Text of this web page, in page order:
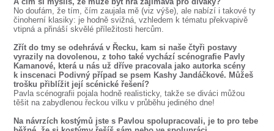
No doufám, že tím, čím zaujala mě (viz výše), ale nabízí i takové ty
činoherní klasiky: je hodně svižná, vzhledem k tématu překvapivě
vtipná a přináší skvělé příležitosti hercům.
Zřít do tmy se odehrává v Řecku, kam si naše čtyři postavy
vyrazily na dovolenou, z toho také vychází scénografie Pavly
Kamanové, která u nás už dříve pracovala jako autorka scény
k inscenaci Podivný případ se psem Kashy Jandáčkové. Můžeš
trošku přiblížit její scénické řešení?
Pavla scénografii pojala hodně realisticky, takže se diváci můžou
těšit na zabydlenou řeckou vilku v průběhu jediného dne!
Na návrzích kostýmů jste s Pavlou spolupracovali, je to pro tebe